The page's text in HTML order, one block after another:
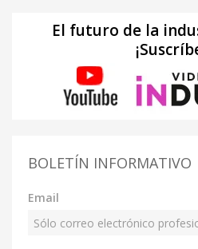
El futuro de la
BOLETÍN INFORMATIVO
Email